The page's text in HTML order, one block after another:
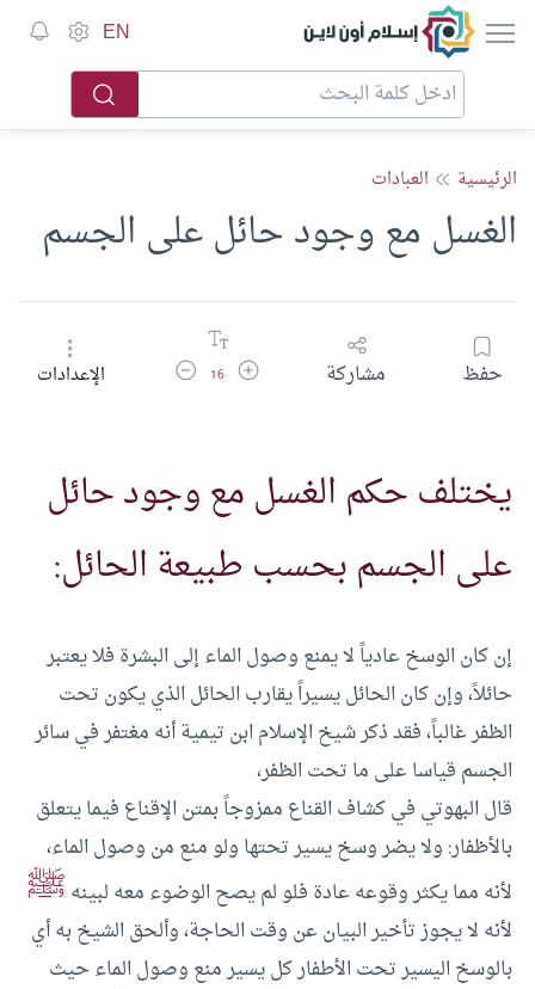
إسلام أون لاين EN
الرئيسية العبادات
الغسل مع وجود حائل على الجسم
حفظ مشاركة زيادة حجم الخط
16 تقليل حجم الخطالإعدادات
يختلف حكم الغسل مع وجود حائل
على الجسم بحسب طبيعة الحائل:
إن كان الوسخ عادياً لا يمنع وصول الماء إلى البشرة فلا يعتبر
حائلاً، وإن كان الحائل يسيراً يقارب الحائل الذي يكون تحت
الظفر غالباً، فقد ذكر شيخ الإسلام ابن تيمية أنه مغتفر في سائر
الجسم قياسا على ما تحت الظفر،
قال البهوتي في كشاف القناع ممزوجاً بمتن الإقناع فيما يتعلق
بالأظفار: ولا يضر وسخ يسير تحتها ولو منع من وصول الماء،
لأنه مما يكثر وقوعه عادة فلو لم يصح الوضوء معه لبينه ﷺ
لأنه لا يجوز تأخير البيان عن وقت الحاجة، وألحق الشيخ به أي
بالوسخ اليسير تحت الأطفار كل يسير منع وصول الماء حيث